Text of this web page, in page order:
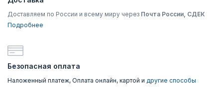
Доставляем по России и всему миру через Почта России, СДЕК
Подробнее
Безопасная оплата
Наложенный платеж, Оплата онлайн, картой и другие способы